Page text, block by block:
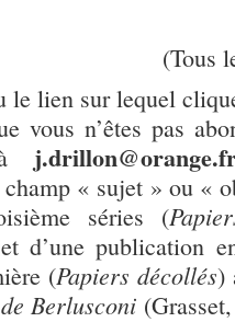
(Tous
le lien sur lequel
vous n’êtes pas
« sujet » ou «
séries (
d’une publication
(Papiers décollés)
Berlusconi